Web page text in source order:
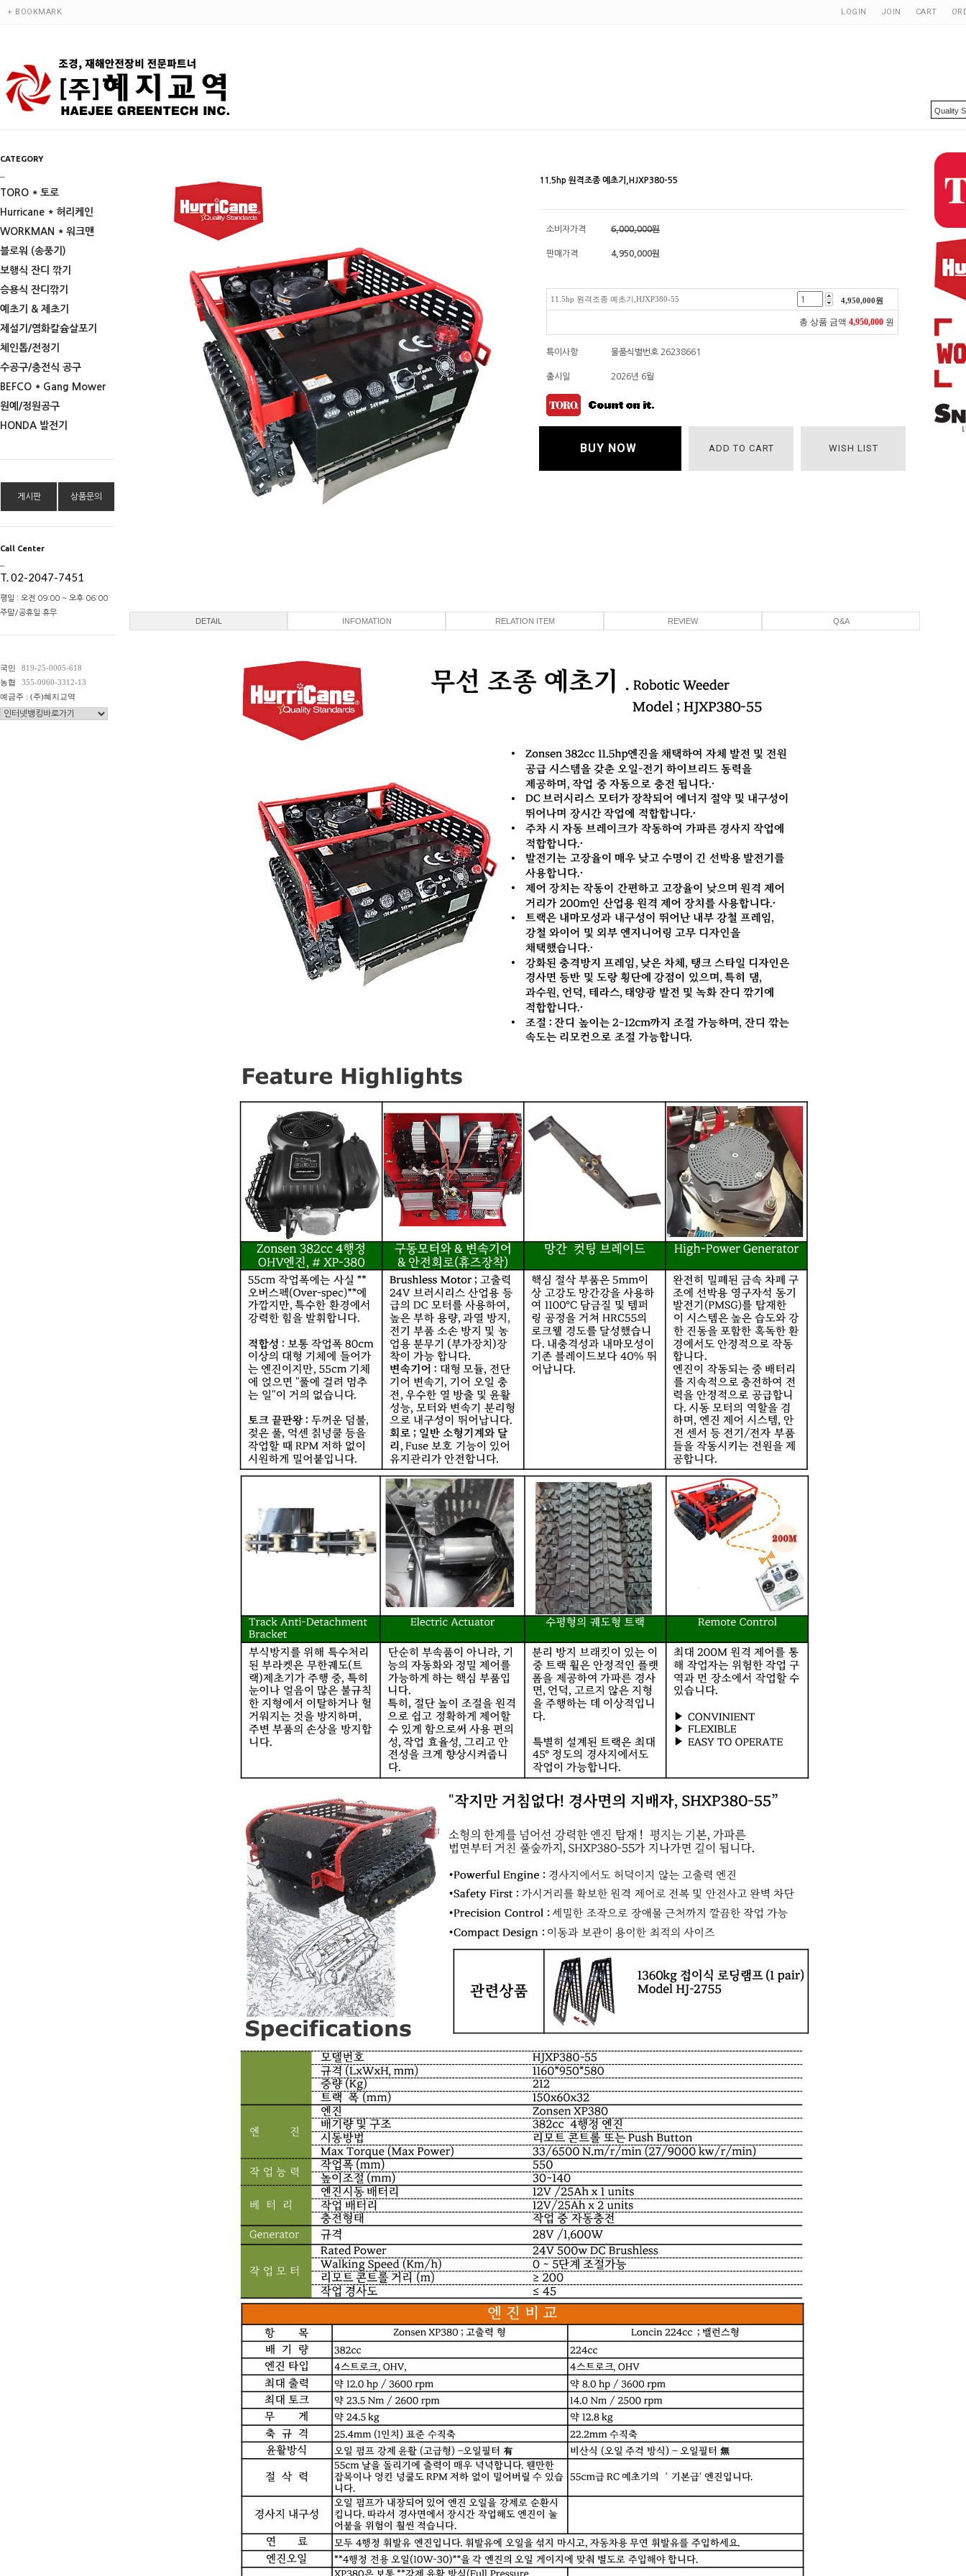
+ BOOKMARK LOGIN JOIN CART
CATEGORY
TORO * 토로
Hurricane * 허리케인
WORKMAN * 워크맨
블로워 (송풍기)
보행식 잔디 깎기
승용식 잔디깎기
예초기 & 제초기
제설기/염화칼슘살포기
체인톱/전정기
수공구/충전식 공구
BEFCO * Gang Mower
원예/정원공구
HONDA 발전기
게시판 상품문의
Call Center
T. 02-2047-7451
평일 : 오전 09:00 ~ 오후 06:00
주말/공휴일 휴무
국민
819-25-0005-618
농협
355-0060-3312-13
예금주 : (주)혜지교역
11.5hp 원격조종 예초기,HJXP380-55
소비자가격 6,000,000원
판매가격 4,950,000원
11.5hp 원격조종 예초기,HJXP380-55 4,950,000원
총 상품 금액 4,950,000 원
특이사항 물품식별번호 26238661
출시일 2026년 6월
BUY NOW ADD TO CART WISH LIST
DETAIL INFOMATION RELATION ITEM REVIEW Q&A